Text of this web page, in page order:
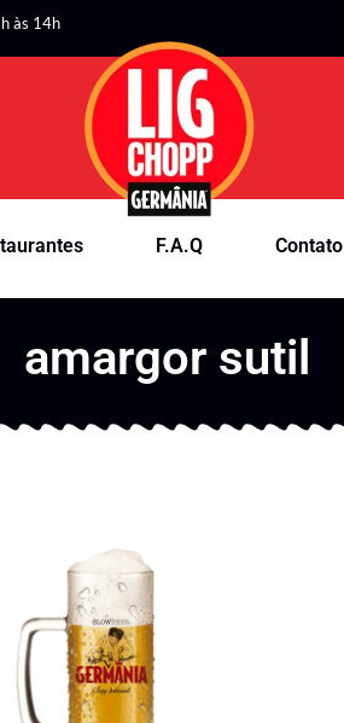
às 14h
F.A.Q Contato
amargor sutil